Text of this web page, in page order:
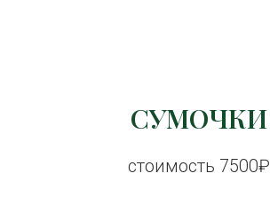
СУМОЧКИ
стоимость 7500₽